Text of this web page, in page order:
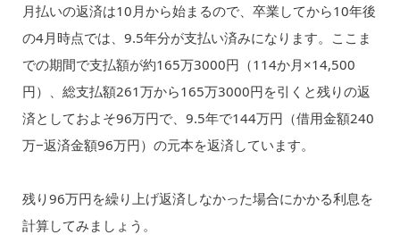
月払いの返済は10月から始まるので、 卒業してから10年後
の4月時点では、9.5年分が支払い済みになります。ここま
での期間で支払額が約165万3000円 （114か月×14,500
円）、総支払額261万から165万3000円を引くと残りの返
済としておよそ96万円で、9.5年で144万円（借用金額240
万−返済金額96万円）の元本を返済しています。
残り96万円を繰り上げ返済しなかった場合にかかる利息を
計算してみましょう。